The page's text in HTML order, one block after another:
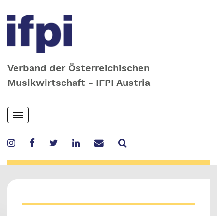
Verband der Österreichischen
Musikwirtschaft - IFPI Austria
Skip
to
content
Toggle
navigation